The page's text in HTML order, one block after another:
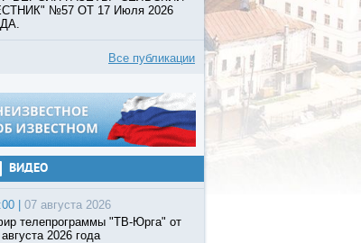
№57 ОТ 17 Июля 2026
Все публикации
ВИДЕО
|
07 августа 2026
телепрограммы "ТВ-Юрга" от
2026 года